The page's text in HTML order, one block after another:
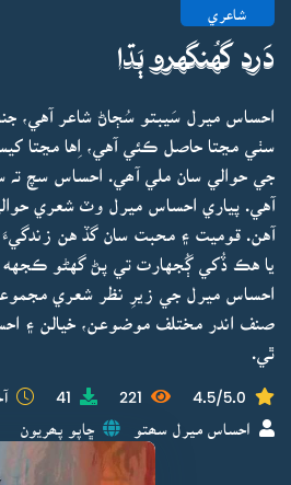
شاعري
دَرد گهُنگهرو ٻَڌا
احساس ميرل سَيبتو سُڄاڻ شاعر آهي،
سٺي مڃتا حاصل ڪئي آهي، اِها مڃتا
جي حوالي سان ملي آھي. احساس سچ تہ
آهي. پياري احساس ميرل وٽ شعري
آهن. قوميت ۽ محبت سان گڏ هن زندگيءَ
يا هڪ ڏُکي ڳُجهارت تي پڻ گهڻو ڪجهه
احساس ميرل جي زيرِ نظر شعري
صنف اندر مختلف موضوعن، خيالن ۽
ٿي.
4.5/5.0
221
41
احساس ميرل سھتو ڇاپو پھريون